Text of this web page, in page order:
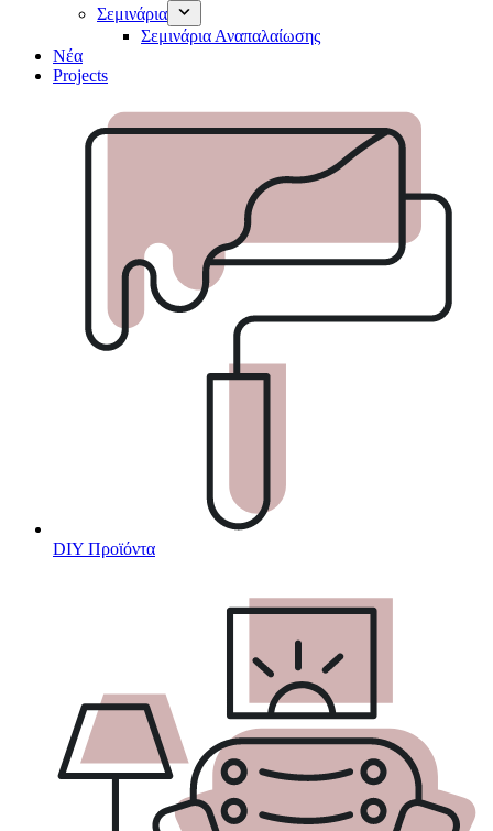
Σεμινάρια
Σεμινάρια Αναπαλαίωσης
Νέα
Projects
DIY Προϊόντα